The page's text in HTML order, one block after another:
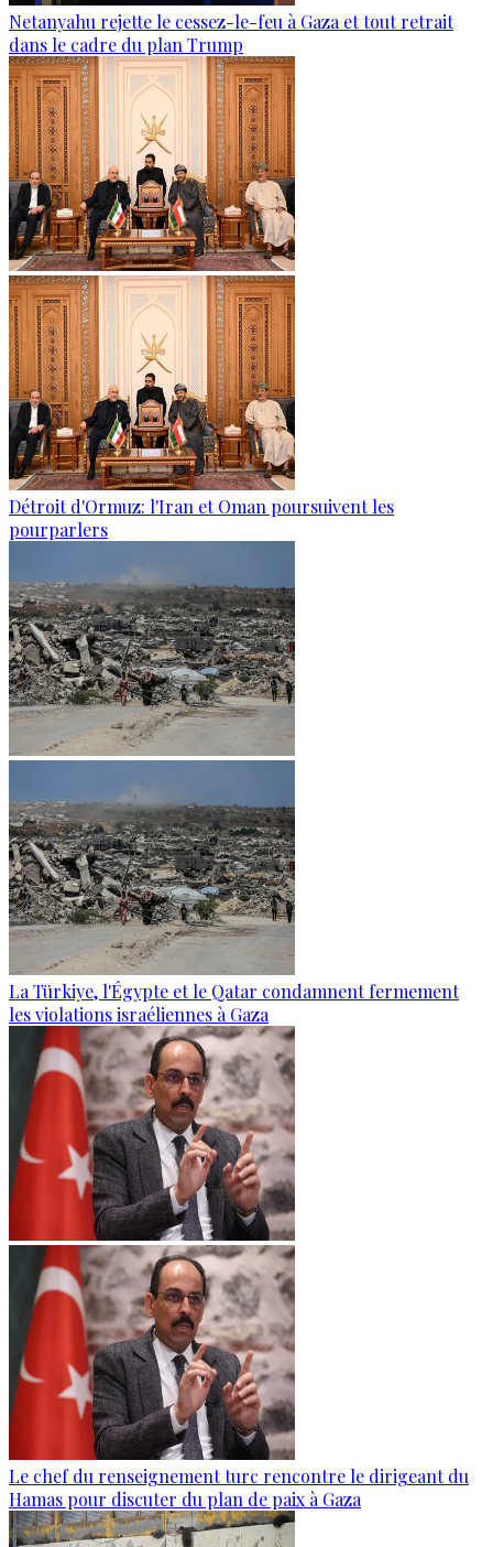
Netanyahu rejette le cessez-le-feu à Gaza et tout retrait
dans le cadre du plan Trump
Détroit d'Ormuz: l'Iran et Oman poursuivent les
pourparlers
La Türkiye, l'Égypte et le Qatar condamnent fermement
les violations israéliennes à Gaza
Le chef du renseignement turc rencontre le dirigeant du
Hamas pour discuter du plan de paix à Gaza